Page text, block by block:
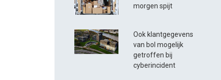
morgen spijt
Ook klantgegevens
van bol mogelijk
getroffen bij
cyberincident